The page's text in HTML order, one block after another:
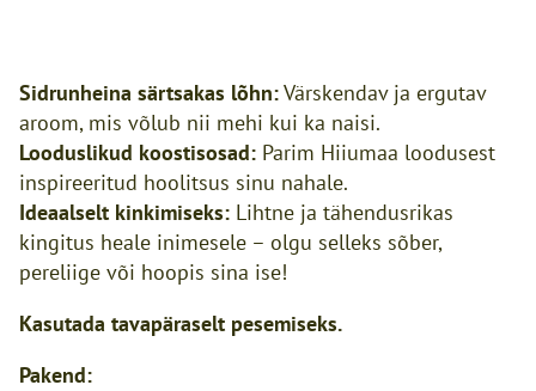
Sidrunheina särtsakas lõhn:Värskendav ja ergutav
aroom, mis võlub nii mehi kui ka naisi.
Looduslikud koostisosad: Parim Hiiumaa loodusest
inspireeritud hoolitsus sinu nahale.
Ideaalselt kinkimiseks: Lihtne ja tähendusrikas
kingitus heale inimesele – olgu selleks sõber,
pereliige või hoopis sina ise!
Kasutada tavapäraselt pesemiseks.
Pakend: